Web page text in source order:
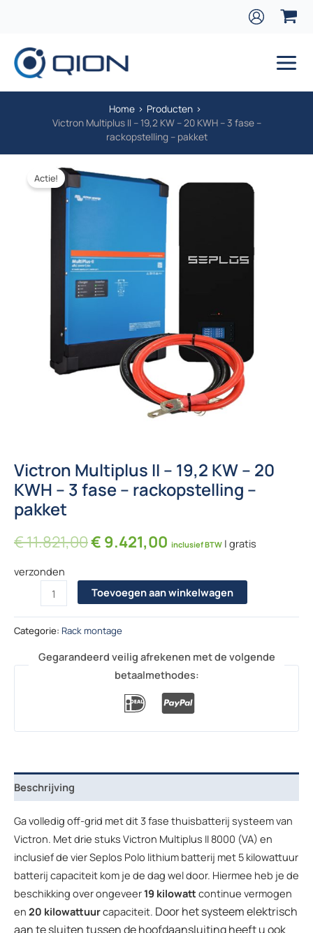
Main
Home
Producten
Victron Multiplus II – 19,2 KW – 20 KWH – 3 fase –
rackopstelling – pakket
Actie!
Victron Multiplus II – 19,2 KW – 20
KWH – 3 fase – rackopstelling –
pakket
€11.821,00Oorspronkelijke prijs was: €
€ 9.421,00 Huidige prijs is: €
inclusief BTW | gratis
verzonden
Victron Multiplus II – 19,2 KW - 20 KWH - 3 fase - rackopstelling
Toevoegen aan winkelwagen
Categorie: Rack montage
Gegarandeerd veilig afrekenen met de volgende
betaalmethodes:
Beschrijving
Ga volledig off-grid met dit 3 fase thuisbatterij systeem van
Victron. Met drie stuks Victron Multiplus II 8000 (VA) en
inclusief de vier Seplos Polo lithium batterij met 5 kilowattuur
batterij capaciteit kom je de dag wel door. Hiermee heb je de
beschikking over ongeveer19 kilowatt continue vermogen
en 20 kilowattuurcapaciteit. Door het systeem elektrisch
aan te sluiten tussen de hoofdaansluiting heeft u ook